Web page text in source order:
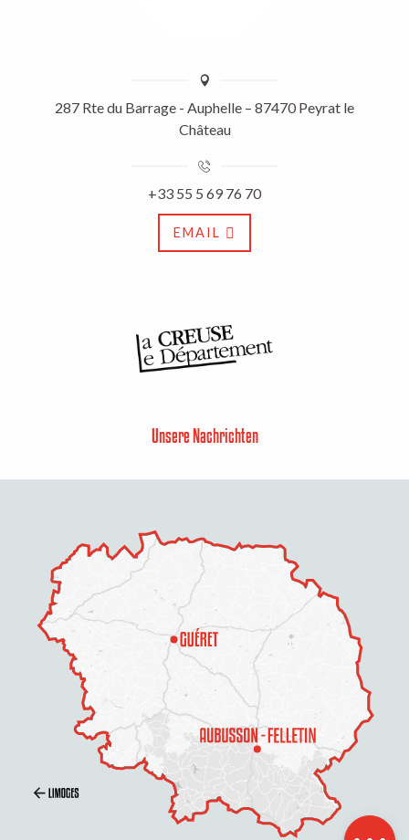
Zeitplan
287 Rte du Barrage - Auphelle – 87470 Peyrat le
Château
+33 55 5 69 76 70
EMAIL
Unsere Nachrichten